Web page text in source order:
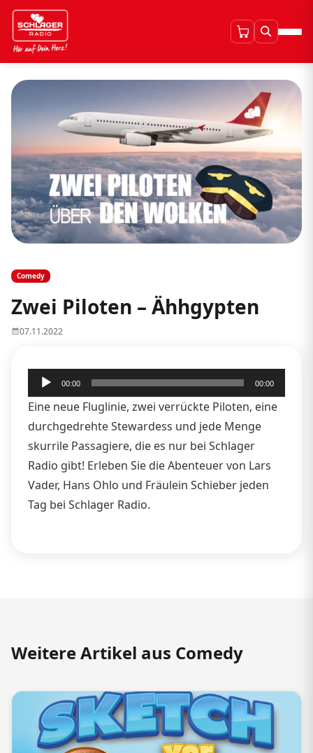
Comedy
Zwei Piloten – Ähhgypten
07.11.2022
Audio-
Player
00:00 00:00
Eine neue Fluglinie, zwei verrückte Piloten, eine
durchgedrehte Stewardess und jede Menge
skurrile Passagiere, die es nur bei Schlager
Radio gibt! Erleben Sie die Abenteuer von Lars
Vader, Hans Ohlo und Fräulein Schieber jeden
Tag bei Schlager Radio.
Weitere Artikel aus Comedy